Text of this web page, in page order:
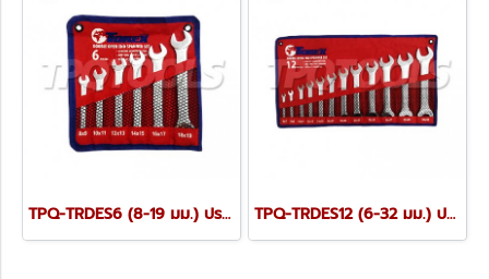
TPQ-TRDES6 (8-19 มม.) ประแจปากตายชุด 6 ตัว TOREX TPQ-TRDES12 (6-32 มม.) ประแจปากตายชุด 12 ตัว TOREX